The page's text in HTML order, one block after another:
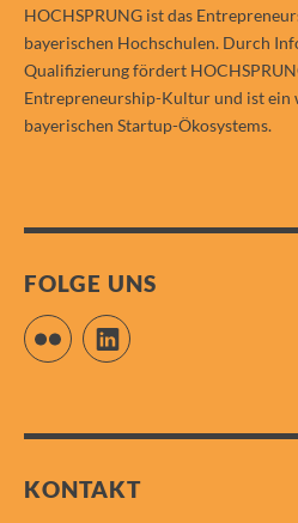
HOCHSPRUNG ist das
bayerischen Hochschulen. Durch
Qualifizierung fördert
Entrepreneurship-Kultur und ist ein
bayerischen Startup-Ökosystems.
FOLGE UNS
Flickr LinkedIn
KONTAKT